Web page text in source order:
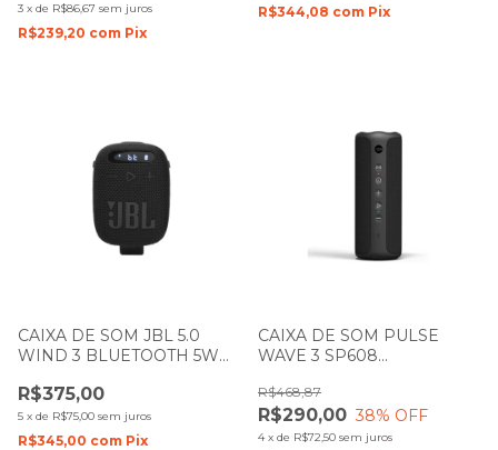
3 x de R$86,67 sem juros
R$239,20 com Pix
R$344,08 com Pix
CAIXA DE SOM JBL 5.0
WIND 3 BLUETOOTH 5W
R$375,00
5 x de R$75,00 sem juros
R$345,00 com Pix
CAIXA DE SOM PULSE
WAVE 3 SP608
R$290,00
R$468,87
38% OFF
4 x de R$72,50 sem juros